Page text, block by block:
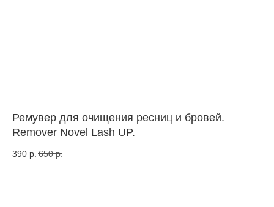
Ремувер для очищения ресниц и бровей.
Remover Novel Lash UP.
390 р. 650 р.